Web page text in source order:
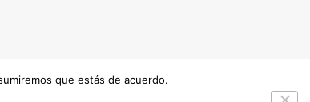
que estás de acuerdo.